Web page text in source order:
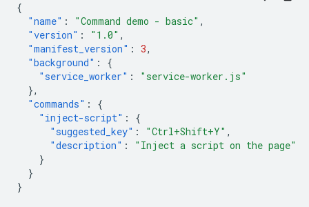
{
"name" : "Command demo - basic" ,
"version" : "1.0" ,
"manifest_version" : 3,
"background" :
{
"service_worker" :
"service-worker.js"
},
"commands" :
{
"inject-script" :
{
"suggested_key" : "Ctrl+Shift+Y" ,
"description" :
"Inject a script on the page"
}
}
}